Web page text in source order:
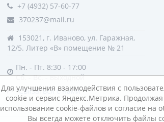
+7 (4932) 57-60-77
370237@mail.ru
153021, г. Иваново, ул. Гаражная,
12/5. Литер «В» помещение № 21
Пн. - Пт. 8:30 - 17:00
Сб. - Вс. - выходной
Связаться с нами
Для улучшения взаимодействия с
cookie и сервис Яндекс.Метрика.
использование cookie-файлов и согласие на
Вы всегда можете отключить файлы